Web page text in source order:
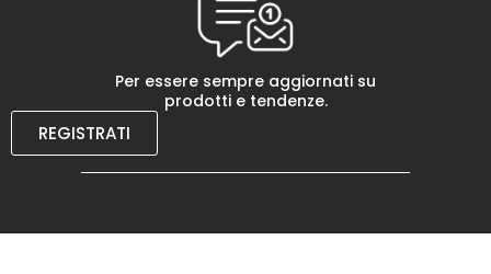
Per essere sempre aggiornati su
prodotti e tendenze.
REGISTRATI